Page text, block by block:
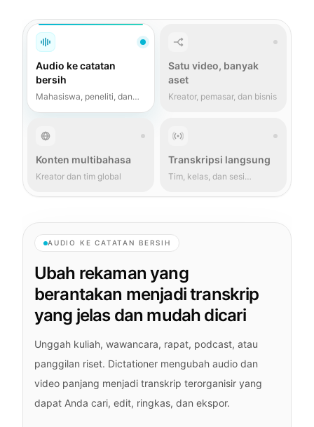
Audio ke catatan
bersih
Mahasiswa, peneliti, dan
profesional
Satu video, banyak
aset
Kreator, pemasar, dan bisnis
Konten multibahasa
Kreator dan tim global
Transkripsi langsung
Tim, kelas, dan sesi
AUDIO KE CATATAN BERSIH
Ubah rekaman yang
berantakan menjadi transkrip
yang jelas dan mudah dicari
Unggah kuliah, wawancara, rapat, podcast, atau
panggilan riset. Dictationer mengubah audio dan
video panjang menjadi transkrip terorganisir yang
dapat Anda cari, edit, ringkas, dan ekspor.